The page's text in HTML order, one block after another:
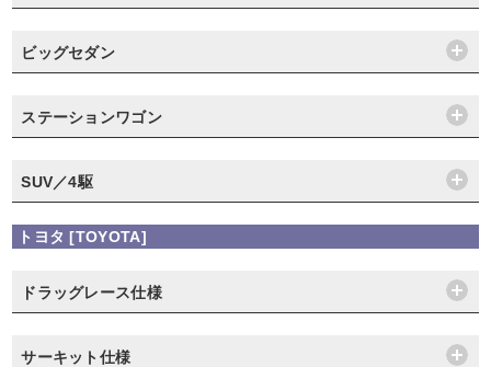
ビッグセダン
ステーションワゴン
SUV／4駆
トヨタ [TOYOTA]
ドラッグレース仕様
サーキット仕様